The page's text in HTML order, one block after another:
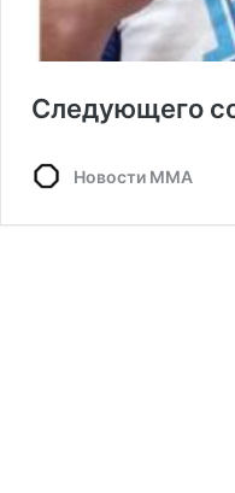
Следующего
Новости ММА